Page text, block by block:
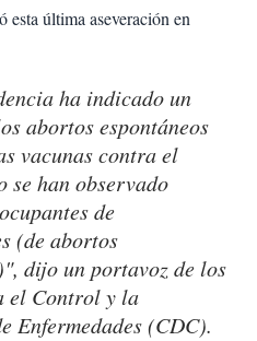
última aseveración en
ha indicado un
abortos espontáneos
vacunas contra el
se han observado
de
(de abortos
dijo un portavoz de los
el Control y la
Enfermedades (CDC).